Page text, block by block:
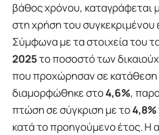
βάθος χρόνου, καταγράφεται
στη χρήση του συγκεκριμένου
Σύμφωνα με τα στοιχεία του
2025το ποσοστό των
που προχώρησαν σε κατάθεση
διαμορφώθηκε στο4,6%,
πτώση σε σύγκριση με το4,8%
κατά το προηγούμενο έτος. Η